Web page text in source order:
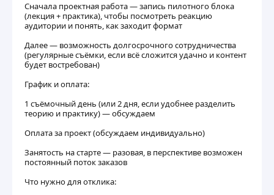
Сначала проектная работа — запись пилотного блока
(лекция + практика), чтобы посмотреть реакцию
аудитории и понять, как заходит формат
Далее — возможность долгосрочного сотрудничества
(регулярные съёмки, если всё сложится удачно и контент
будет востребован)
График и оплата:
1 съёмочный день (или 2 дня, если удобнее разделить
теорию и практику) — обсуждаем
Оплата за проект (обсуждаем индивидуально)
Занятость на старте — разовая, в перспективе возможен
постоянный поток заказов
Что нужно для отклика: